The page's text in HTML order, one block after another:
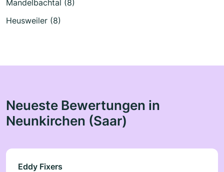
Mandelbachtal (8)
Heusweiler (8)
Neueste Bewertungen in
Neunkirchen (Saar)
Eddy Fixers